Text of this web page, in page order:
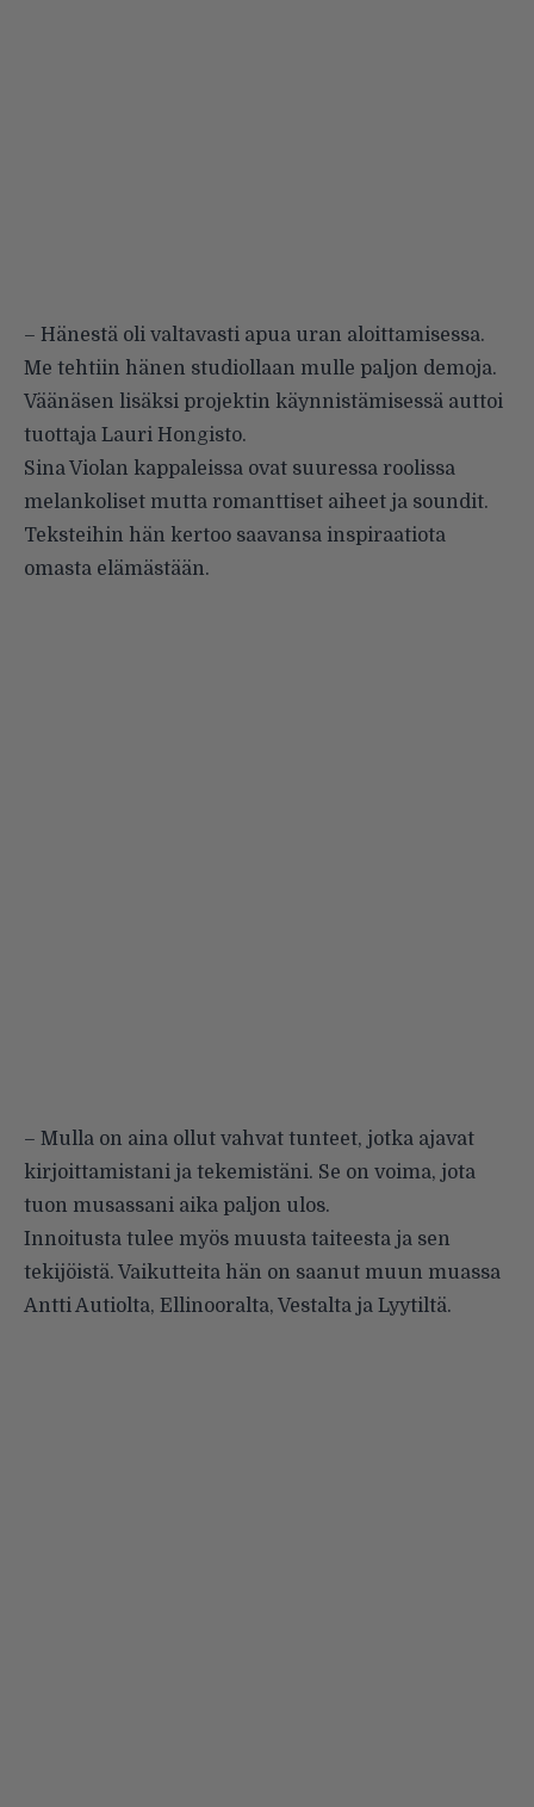
– Hänestä oli valtavasti apua uran aloittamisessa.
Me tehtiin hänen studiollaan mulle paljon demoja.
Väänäsen lisäksi projektin käynnistämisessä auttoi
tuottaja Lauri Hongisto.
Sina Violan kappaleissa ovat suuressa roolissa
melankoliset mutta romanttiset aiheet ja soundit.
Teksteihin hän kertoo saavansa inspiraatiota
omasta elämästään.
– Mulla on aina ollut vahvat tunteet, jotka ajavat
kirjoittamistani ja tekemistäni. Se on voima, jota
tuon musassani aika paljon ulos.
Innoitusta tulee myös muusta taiteesta ja sen
tekijöistä. Vaikutteita hän on saanut muun muassa
Antti Autiolta, Ellinooralta, Vestalta ja Lyytiltä.